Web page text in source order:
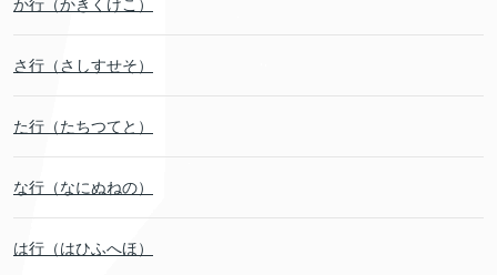
か行（かきくけこ）
さ行（さしすせそ）
た行（たちつてと）
な行（なにぬねの）
は行（はひふへほ）